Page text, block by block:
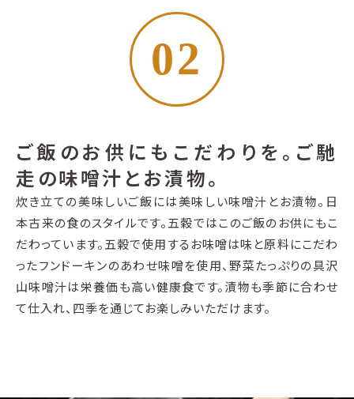
02
ご飯のお供にもこだわりを。ご馳
走の味噌汁とお漬物。
炊き立ての美味しいご飯には美味しい味噌汁とお漬物。日
本古来の食のスタイルです。五穀ではこのご飯のお供にもこ
だわっています。五穀で使用するお味噌は味と原料にこだわ
ったフンドーキンのあわせ味噌を使用、野菜たっぷりの具沢
山味噌汁は栄養価も高い健康食です。漬物も季節に合わせ
て仕入れ、四季を通じてお楽しみいただけます。